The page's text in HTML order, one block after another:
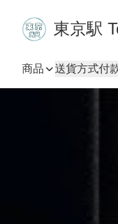
東京駅
商品 送貨方式付